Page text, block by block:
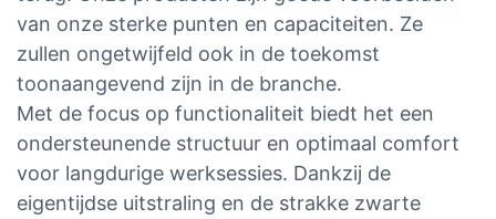
van onze sterke punten en capaciteiten. Ze
zullen ongetwijfeld ook in de toekomst
toonaangevend zijn in de branche.
Met de focus op functionaliteit biedt het een
ondersteunende structuur en optimaal comfort
voor langdurige werksessies. Dankzij de
eigentijdse uitstraling en de strakke zwarte